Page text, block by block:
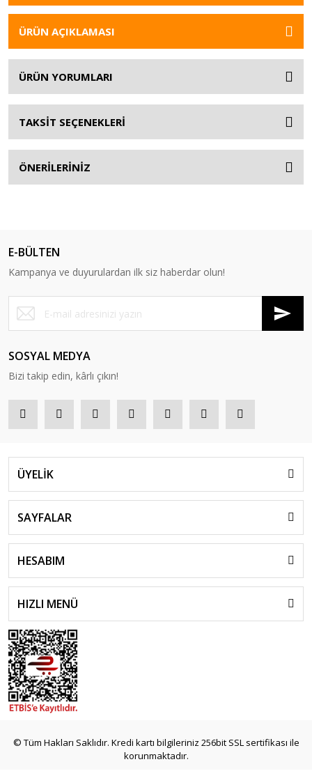
ÜRÜN AÇIKLAMASI
ÜRÜN YORUMLARI
TAKSİT SEÇENEKLERİ
ÖNERİLERİNİZ
E-BÜLTEN
Kampanya ve duyurulardan ilk siz haberdar olun!
SOSYAL MEDYA
Bizi takip edin, kârlı çıkın!
ÜYELİK
SAYFALAR
HESABIM
HIZLI MENÜ
© Tüm Hakları Saklıdır. Kredi kartı bilgileriniz 256bit SSL sertifikası ile
korunmaktadır.